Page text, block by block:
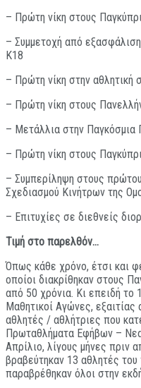
– Πρώτη νίκη στους
– Συμμετοχή από
Κ18
– Πρώτη νίκη στην
– Πρώτη νίκη στους
– Μετάλλια στην Παγκόσμια
– Πρώτη νίκη στους
– Συμπερίληψη στους
Σχεδιασμού Κινήτρων της
– Επιτυχίες σε διεθνείς
Τιμή στο παρελθόν…
Όπως κάθε χρόνο, έτσι και
οποίοι διακρίθηκαν στους
από 50 χρόνια. Κι επειδή το
Μαθητικοί Αγώνες,
αθλητές / αθλήτριες που
Πρωταθλήματα Εφήβων –
Απρίλιο, λίγους μήνες πριν
βραβεύτηκαν 13 αθλητές
παραβρέθηκαν όλοι στην